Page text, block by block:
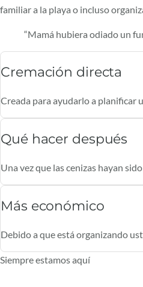
familiar a la playa o incluso
“Mamá hubiera odiado un
Cremación directa
Creada para ayudarlo a planificar
Qué hacer después
Una vez que las cenizas hayan
Más económico
Debido a que está organizando
Siempre estamos aquí